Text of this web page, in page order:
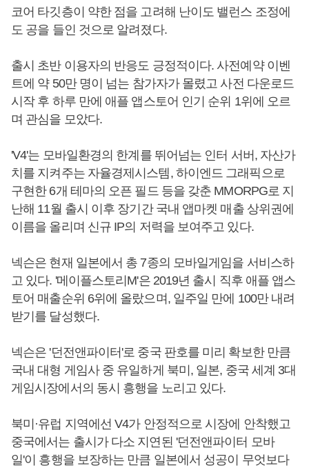
코어 타깃층이 약한 점을 고려해 난이도 밸런스 조정에
도 공을 들인 것으로 알려졌다.
출시 초반 이용자의 반응도 긍정적이다. 사전예약 이벤
트에 약 50만 명이 넘는 참가자가 몰렸고 사전 다운로드
시작 후 하루 만에 애플 앱스토어 인기 순위 1위에 오르
며 관심을 모았다.
'V4'는 모바일환경의 한계를 뛰어넘는 인터 서버, 자산가
치를 지켜주는 자율경제시스템, 하이엔드 그래픽으로
구현한 6개 테마의 오픈 필드 등을 갖춘 MMORPG로 지
난해 11월 출시 이후 장기간 국내 앱마켓 매출 상위권에
이름을 올리며 신규 IP의 저력을 보여주고 있다.
넥슨은 현재 일본에서 총 7종의 모바일게임을 서비스하
고 있다. '메이플스토리M'은 2019년 출시 직후 애플 앱스
토어 매출순위 6위에 올랐으며, 일주일 만에 100만 내려
받기를 달성했다.
넥슨은 '던전앤파이터'로 중국 판호를 미리 확보한 만큼
국내 대형 게임사 중 유일하게 북미, 일본, 중국 세계 3대
게임시장에서의 동시 흥행을 노리고 있다.
북미·유럽 지역에선 V4가 안정적으로 시장에 안착했고
중국에서는 출시가 다소 지연된 '던전앤파이터 모바
일'이 흥행을 보장하는 만큼 일본에서 성공이 무엇보다